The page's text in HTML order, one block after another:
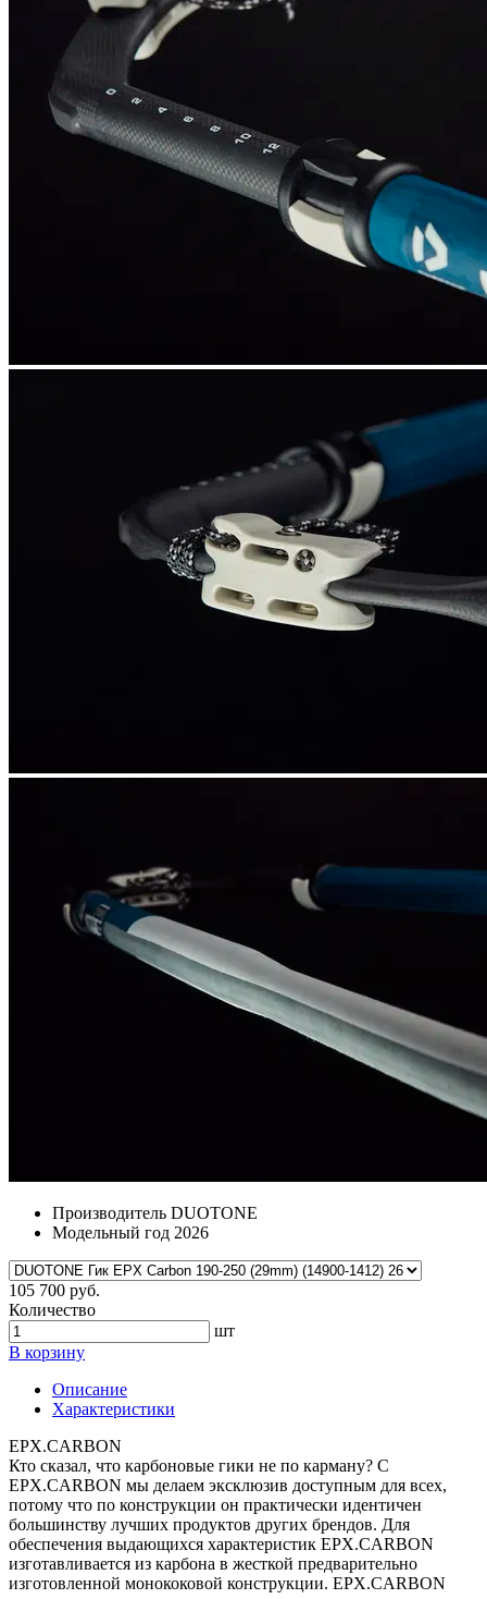
Производитель DUOTONE
Модельный год 2026
105 700 руб.
Количество
шт
В корзину
Описание
Характеристики
EPX.CARBON
Кто сказал, что карбоновые гики не по карману? С
EPX.CARBON мы делаем эксклюзив доступным для всех,
потому что по конструкции он практически идентичен
большинству лучших продуктов других брендов. Для
обеспечения выдающихся характеристик EPX.CARBON
изготавливается из карбона в жесткой предварительно
изготовленной монококовой конструкции. EPX.CARBON